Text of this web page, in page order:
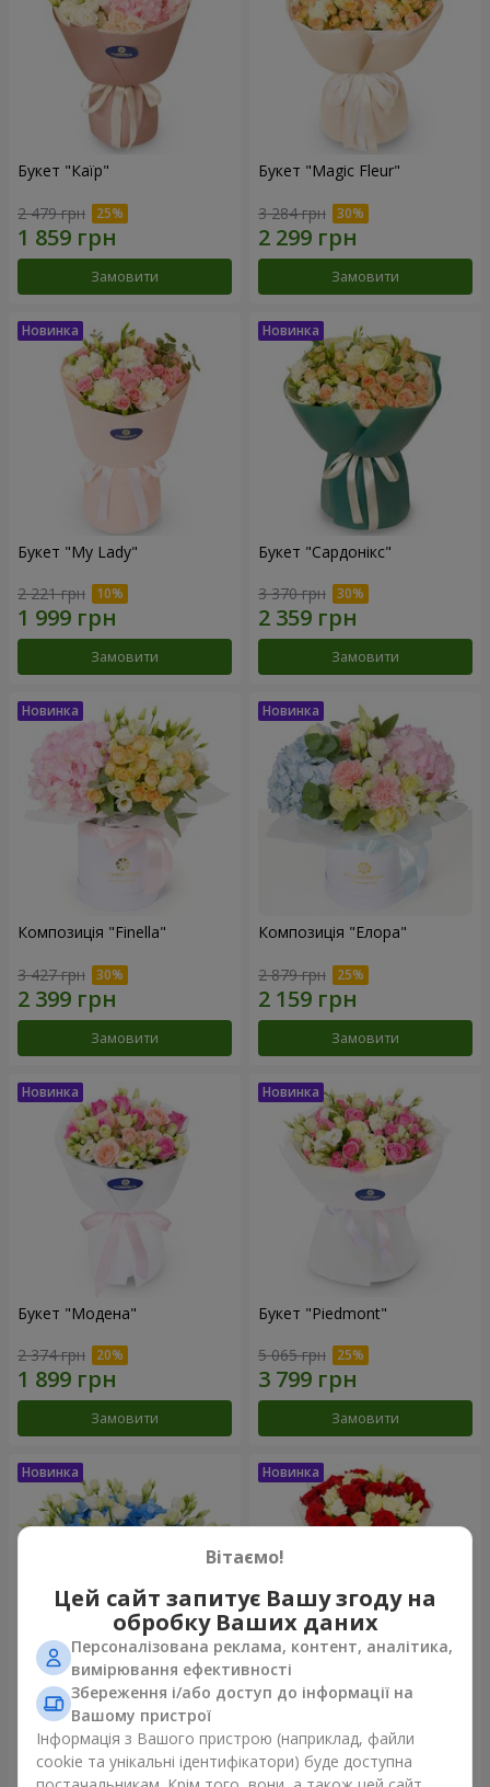
Букет "Каїр"
2 479 грн
Замовити
Букет "Magic Fleur"
3 284 грн
Замовити
Букет "My Lady"
2 221 грн
Замовити
Букет "Сардонікс"
3 370 грн
Замовити
Композиція "Finella"
3 427 грн
Замовити
Композиція "Елора"
2 879 грн
Замовити
Букет "Модена"
2 374 грн
Замовити
Букет "Piedmont"
5 065 грн
Замовити
Композиція "Сільвія"
3 570 грн
Букет "Katarina"
2 999 грн
Вітаємо!
Цей сайт запитує Вашу згоду на
обробку Ваших даних
Персоналізована реклама, контент, аналітика,
вимірювання ефективності
Збереження і/або доступ до інформації на
Вашому пристрої
Інформація з Вашого пристрою (наприклад, файли
cookie та унікальні ідентифікатори) буде доступна